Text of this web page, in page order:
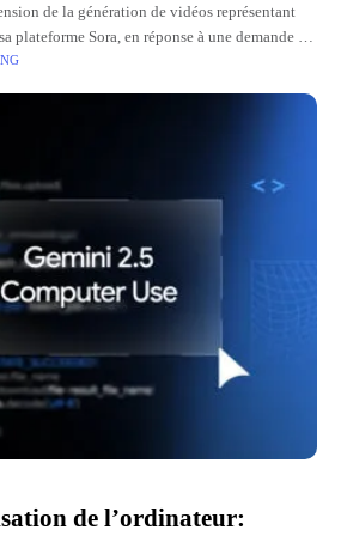
de la génération de vidéos représentant
plateforme Sora, en réponse à une demande du
Certains
de l’ordinateur: